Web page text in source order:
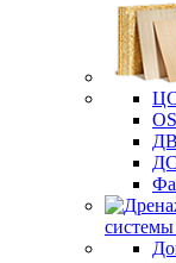
системы